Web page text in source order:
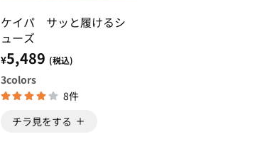
ケイパ サッと履けるシ
ューズ
¥5,489 (税込)
3colors
8件
チラ見をする